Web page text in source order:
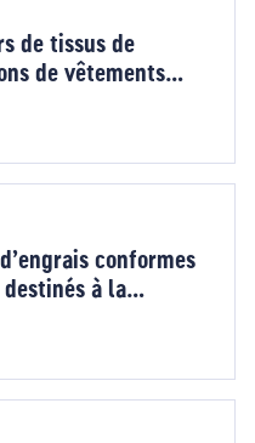
de tissus de
de vêtements
conformes
à la